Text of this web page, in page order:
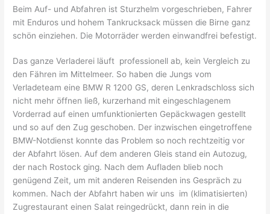
Beim Auf- und Abfahren ist Sturzhelm vorgeschrieben, Fahrer
mit Enduros und hohem Tankrucksack müssen die Birne ganz
schön einziehen. Die Motorräder werden einwandfrei befestigt.
Das ganze Verladerei läuft professionell ab, kein Vergleich zu
den Fähren im Mittelmeer. So haben die Jungs vom
Verladeteam eine BMW R 1200 GS, deren Lenkradschloss sich
nicht mehr öffnen ließ, kurzerhand mit eingeschlagenem
Vorderrad auf einen umfunktionierten Gepäckwagen gestellt
und so auf den Zug geschoben. Der inzwischen eingetroffene
BMW-Notdienst konnte das Problem so noch rechtzeitig vor
der Abfahrt lösen. Auf dem anderen Gleis stand ein Autozug,
der nach Rostock ging. Nach dem Aufladen blieb noch
genügend Zeit, um mit anderen Reisenden ins Gespräch zu
kommen. Nach der Abfahrt haben wir uns im (klimatisierten)
Zugrestaurant einen Salat reingedrückt, dann rein in die